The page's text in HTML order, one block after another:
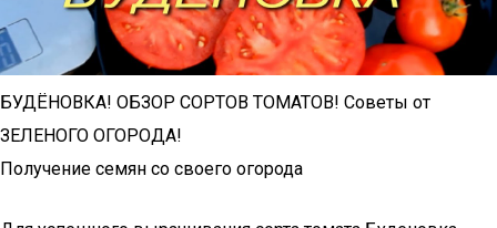
БУДЁНОВКА! ОБЗОР СОРТОВ ТОМАТОВ! Советы от
ЗЕЛЕНОГО ОГОРОДА!
Получение семян со своего огорода